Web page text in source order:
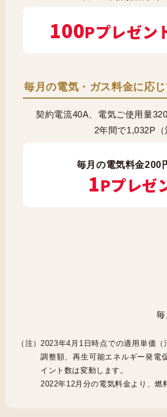
100Pプレゼン
毎月の電気・ガス料金に応
契約電流40A、電気ご使用量
2年間で1,032P（
毎月の電気料金200
1Pプレゼ
2023年4月1日時点での適用単価
調整額、再生可能エネルギー発電
イント数は変動します。
2022年12月分の電気料金より、燃